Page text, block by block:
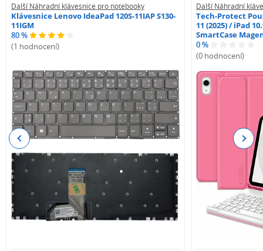
Další Náhradní klávesnice pro notebooky
Klávesnice Lenovo IdeaPad 120S-11IAP S130-
11IGM
80 %
(1 hodnocení)
Další Náhradní
Tech-Protect
11 (2025) / iPad
SmartCase
0 %
(0 hodnocení)
Previous Next